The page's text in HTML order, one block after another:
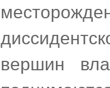
вершин